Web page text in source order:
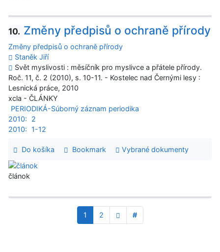
10. Změny předpisů o ochraně přírody
Změny předpisů o ochraně přírody
Staněk Jiří
Svět myslivosti : měsíčník pro myslivce a přátele přírody.
Roč. 11, č. 2 (2010), s. 10-11. - Kostelec nad Černými lesy :
Lesnická práce, 2010
xcla - ČLÁNKY
PERIODIKÁ-Súborný záznam periodika
2010:
2
2010:
1-12
Do košíka Bookmark Vybrané dokumenty
článok
1 2 #